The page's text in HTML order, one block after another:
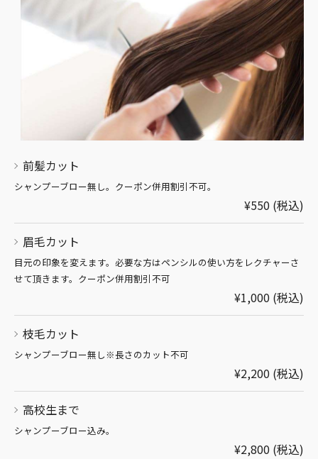
前髪カット
シャンプーブロー無し。クーポン併用割引不可。
¥550 (税込)
眉毛カット
目元の印象を変えます。必要な方はペンシルの使い方をレクチャーさ
せて頂きます。クーポン併用割引不可
¥1,000 (税込)
枝毛カット
シャンプーブロー無し※長さのカット不可
¥2,200 (税込)
高校生まで
シャンプーブロー込み。
¥2,800 (税込)